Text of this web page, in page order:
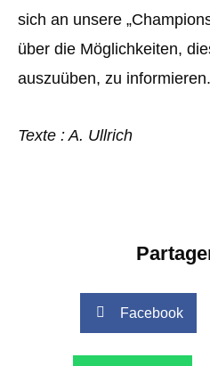
sich an unsere
über die Möglichkeiten,
auszuüben, zu informieren.
Texte : A. Ullrich
Facebook